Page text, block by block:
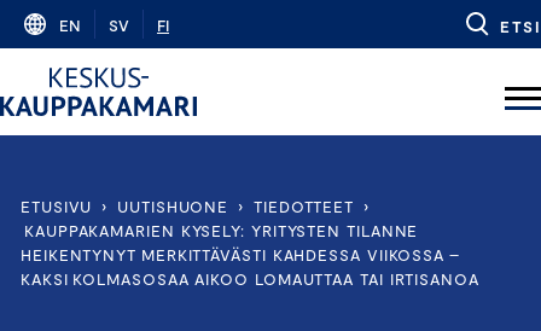
Skip
content
EN SV FI ETSI
ETUSIVU › UUTISHUONE › TIEDOTTEET
›
KAUPPAKAMARIEN KYSELY: YRITYSTEN TILANNE
HEIKENTYNYT MERKITTÄVÄSTI KAHDESSA VIIKOSSA –
KAKSI KOLMASOSAA AIKOO LOMAUTTAA TAI IRTISANOA